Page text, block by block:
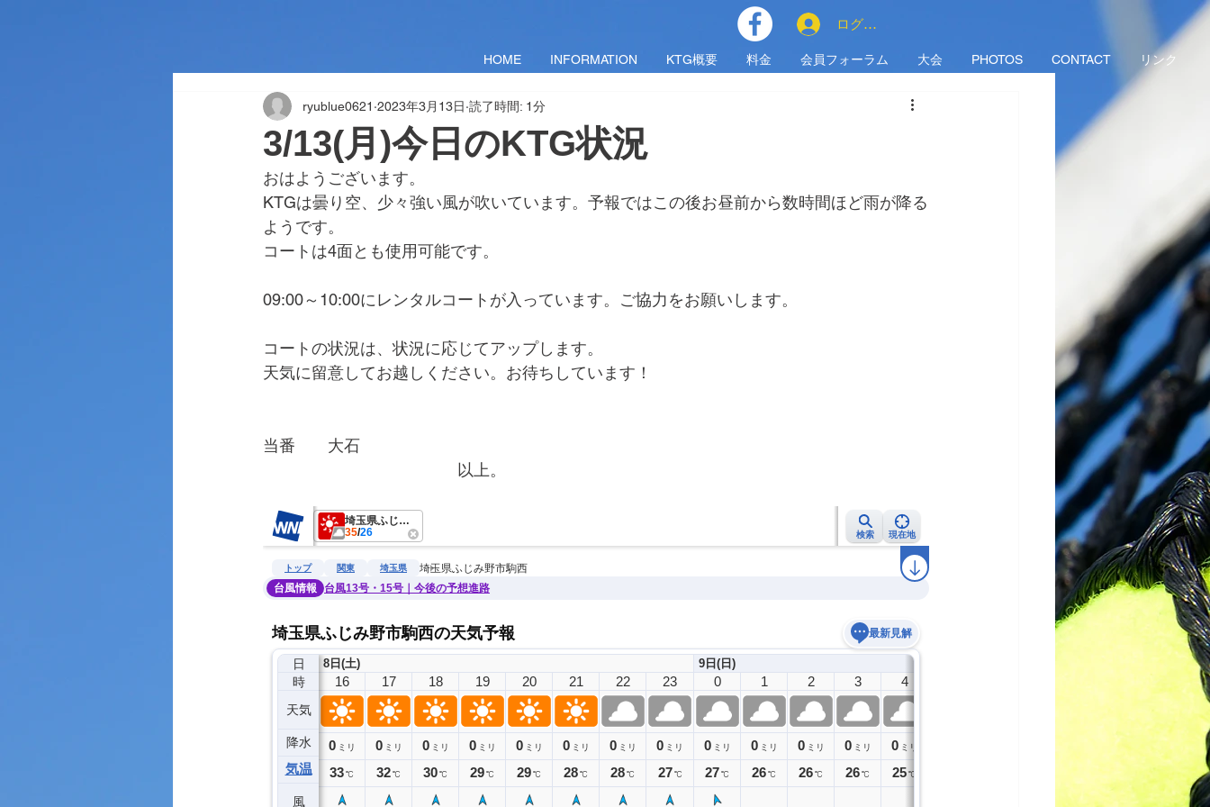
HOME INFORMATION KTG概要 料金 会員フォーラム 大会 PHOTOS CONTACT リンク
ログイン
3/13(月)今日のKTG状況
ryublue0621 2023年3月13日 読了時間: 1分
おはようございます。
KTGは曇り空、少々強い風が吹いています。予報ではこの後お昼前から数時間ほど雨が降る
ようです。
コートは4面とも使用可能です。
09:00～10:00にレンタルコートが入っています。ご協力をお願いします。
コートの状況は、状況に応じてアップします。
天気に留意してお越しください。お待ちしています！
当番　　大石
以上。